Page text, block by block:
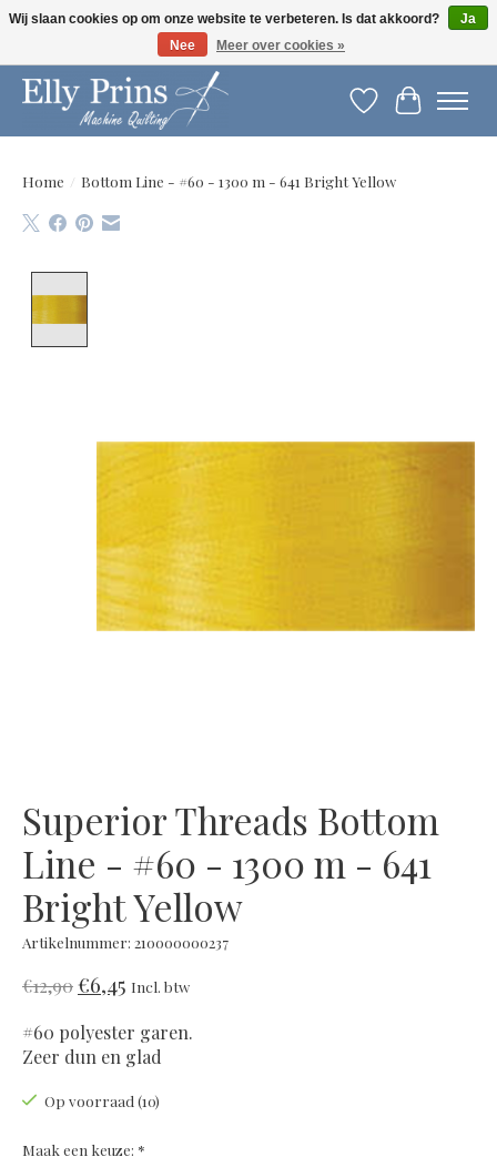
Let op: gewijzigde openingstijden!
Verlanglijst
Home / Bottom Line - #60 - 1300 m - 641 Bright Yellow
Superior Threads Bottom
Line - #60 - 1300 m - 641
Bright Yellow
Artikelnummer: 210000000237
€12,90€6,45 Incl. btw
#60 polyester garen.
Zeer dun en glad
Op voorraad (10)
Maak een keuze: *
Wij slaan cookies op om onze website te verbeteren. Is dat akkoord?
Ja
Nee
Meer over cookies »